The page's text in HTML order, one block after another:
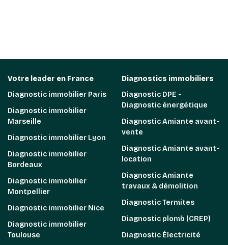
Votre leader en France
Diagnostic immobilier Paris
Diagnostic immobilier
Marseille
Diagnostic immobilier Lyon
Diagnostic immobilier
Bordeaux
Diagnostic immobilier
Montpellier
Diagnostic immobilier Nice
Diagnostic immobilier
Toulouse
Diagnostics immobiliers
Diagnostic DPE -
Diagnostic énergétique
Diagnostic Amiante avant-
vente
Diagnostic Amiante avant-
location
Diagnostic Amiante
travaux & démolition
Diagnostic Termites
Diagnostic plomb (CREP)
Diagnostic Électricité